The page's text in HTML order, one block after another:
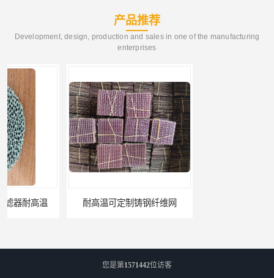
产品推荐
Development, design, production and sales in one of the manufacturing
enterprises
耐高温可定制铸钢纤维网 铸造用挡渣棉可定制耐高温
您是第1571442位访客